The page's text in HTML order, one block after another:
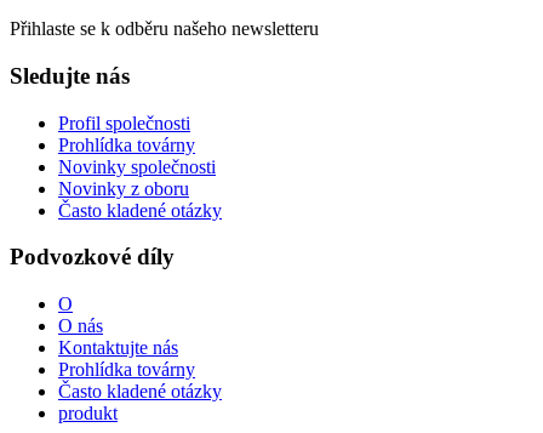
Přihlaste se k odběru našeho newsletteru
Sledujte nás
Profil společnosti
Prohlídka továrny
Novinky společnosti
Novinky z oboru
Často kladené otázky
Podvozkové díly
O
O nás
Kontaktujte nás
Prohlídka továrny
Často kladené otázky
produkt